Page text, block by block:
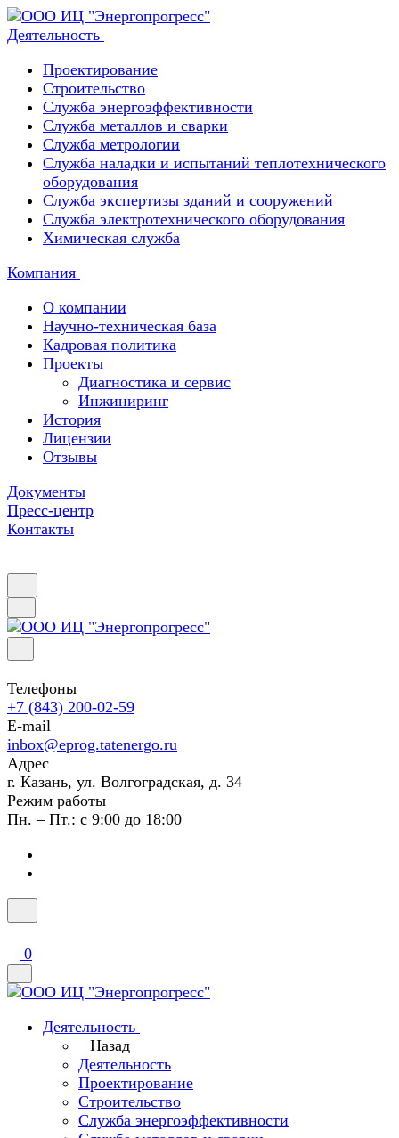
Деятельность
Проектирование
Строительство
Служба энергоэффективности
Служба металлов и сварки
Служба метрологии
Служба наладки и испытаний теплотехнического
оборудования
Служба экспертизы зданий и сооружений
Служба электротехнического оборудования
Химическая служба
Компания
О компании
Научно-техническая база
Кадровая политика
Проекты
Диагностика и сервис
Инжиниринг
История
Лицензии
Отзывы
Документы
Пресс-центр
Контакты
Телефоны
+7 (843) 200-02-59
E-mail
inbox@eprog.tatenergo.ru
Адрес
г. Казань, ул. Волгоградская, д. 34
Режим работы
Пн. – Пт.: с 9:00 до 18:00
0
Деятельность
Назад
Деятельность
Проектирование
Строительство
Служба энергоэффективности